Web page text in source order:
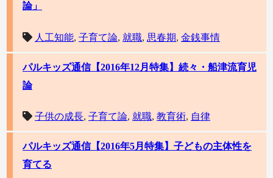
論」
人工知能, 子育て論, 就職, 思春期, 金銭事情
パルキッズ通信【2016年12月特集】続々・船津流育児
論
子供の成長, 子育て論, 就職, 教育術, 自律
パルキッズ通信【2016年5月特集】子どもの主体性を
育てる